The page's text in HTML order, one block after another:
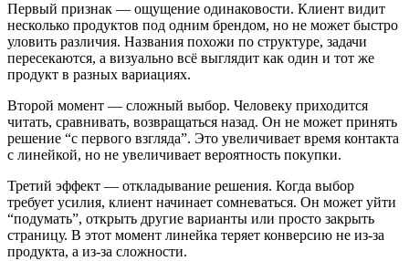
Первый признак — ощущение одинаковости. Клиент видит
несколько продуктов под одним брендом, но не может быстро
уловить различия. Названия похожи по структуре, задачи
пересекаются, а визуально всё выглядит как один и тот же
продукт в разных вариациях.
Второй момент — сложный выбор. Человеку приходится
читать, сравнивать, возвращаться назад. Он не может принять
решение “с первого взгляда”. Это увеличивает время контакта
с линейкой, но не увеличивает вероятность покупки.
Третий эффект — откладывание решения. Когда выбор
требует усилия, клиент начинает сомневаться. Он может уйти
“подумать”, открыть другие варианты или просто закрыть
страницу. В этот момент линейка теряет конверсию не из-за
продукта, а из-за сложности.